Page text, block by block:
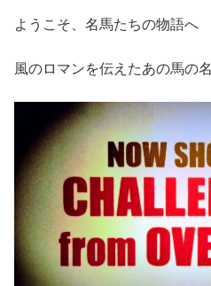
ようこそ、名馬たちの物語へ
風のロマンを伝えたあの馬の